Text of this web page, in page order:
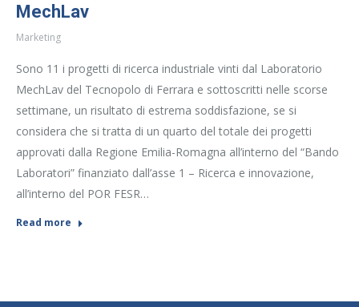
MechLav
Marketing
Sono 11 i progetti di ricerca industriale vinti dal Laboratorio
MechLav del Tecnopolo di Ferrara e sottoscritti nelle scorse
settimane, un risultato di estrema soddisfazione, se si
considera che si tratta di un quarto del totale dei progetti
approvati dalla Regione Emilia-Romagna all’interno del “Bando
Laboratori” finanziato dall’asse 1 – Ricerca e innovazione,
all’interno del POR FESR…
Read more